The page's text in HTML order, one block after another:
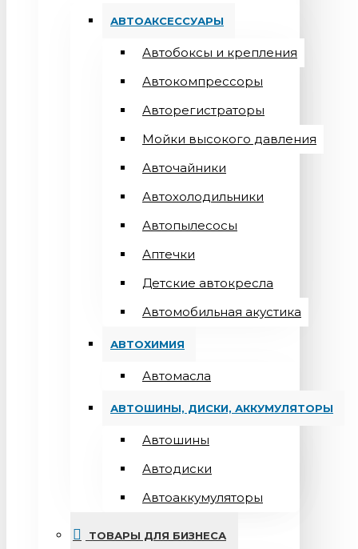
АВТОАКСЕССУАРЫ
Автобоксы и крепления
Автокомпрессоры
Авторегистраторы
Мойки высокого давления
Авточайники
Автохолодильники
Автопылесосы
Аптечки
Детские автокресла
Автомобильная акустика
АВТОХИМИЯ
Автомасла
АВТОШИНЫ, ДИСКИ, АККУМУЛЯТОРЫ
Автошины
Автодиски
Автоаккумуляторы
ТОВАРЫ ДЛЯ БИЗНЕСА